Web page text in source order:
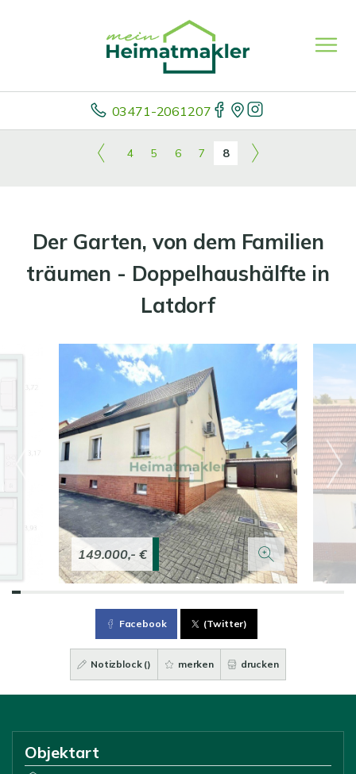
03471-2061207
4 5 6 7 8
Der Garten, von dem Familien
träumen - Doppelhaushälfte in
Latdorf
149.000,- €
Facebook (Twitter)
Notizblock () merken drucken
Objektart